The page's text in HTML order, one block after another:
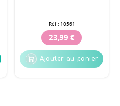
Réf : 10561
23,99 €
Ajouter au panier